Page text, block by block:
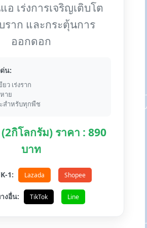
เร่งการเจริญเติบโต
ราก และกระตุ้นการ
ออกดอก
น:
ยว เร่งราก
าย
ะสำหรับทุกพืช
กิโลกรัม) ราคา : 890
บาท
1: Lazada Shopee
งอื่น: TikTok Line